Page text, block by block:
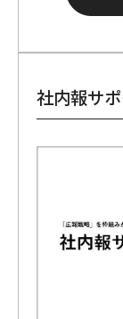
社内報サ